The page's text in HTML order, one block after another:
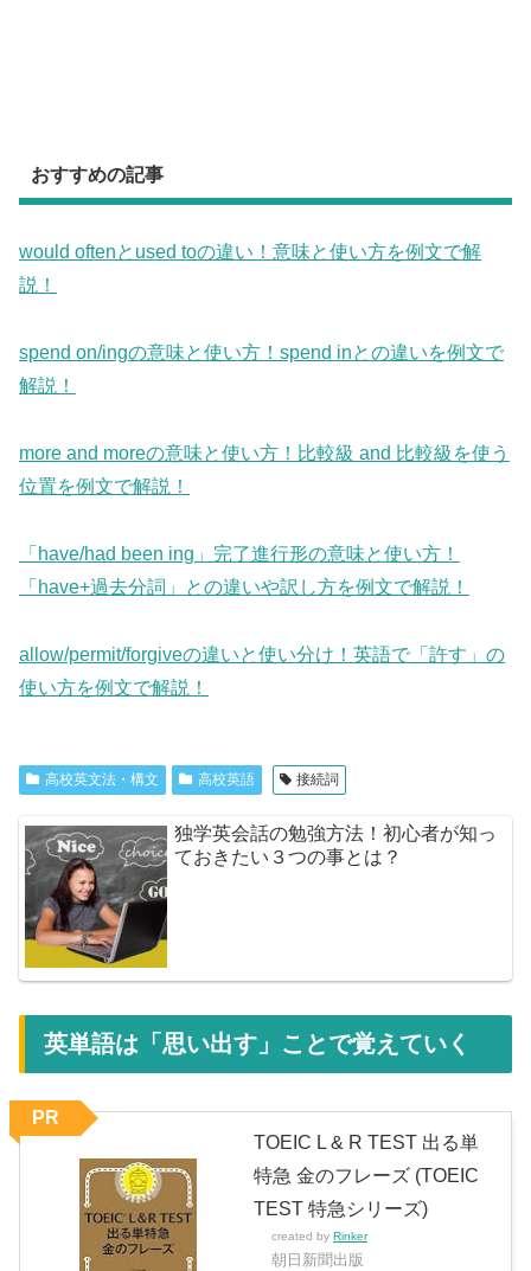
おすすめの記事
would oftenとused toの違い！意味と使い方を例文で解
説！
spend on/ingの意味と使い方！spend inとの違いを例文で
解説！
more and moreの意味と使い方！比較級 and 比較級を使う
位置を例文で解説！
「have/had been ing」完了進行形の意味と使い方！
「have+過去分詞」との違いや訳し方を例文で解説！
allow/permit/forgiveの違いと使い分け！英語で「許す」の
使い方を例文で解説！
高校英文法・構文 高校英語 接続詞
独学英会話の勉強方法！初心者が知っ
ておきたい３つの事とは？
英単語は「思い出す」ことで覚えていく
TOEIC L & R TEST 出る単
特急 金のフレーズ (TOEIC
TEST 特急シリーズ)
created by Rinker
朝日新聞出版
PR